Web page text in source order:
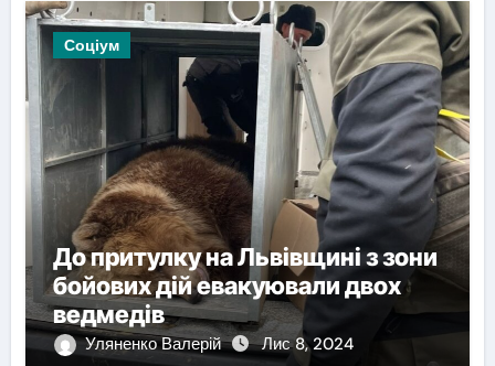
Соціум
До притулку на Львівщині з зони
бойових дій евакуювали двох
ведмедів
Уляненко Валерій Лис 8, 2024